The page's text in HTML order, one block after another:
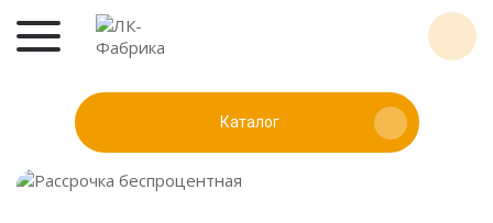
Каталог